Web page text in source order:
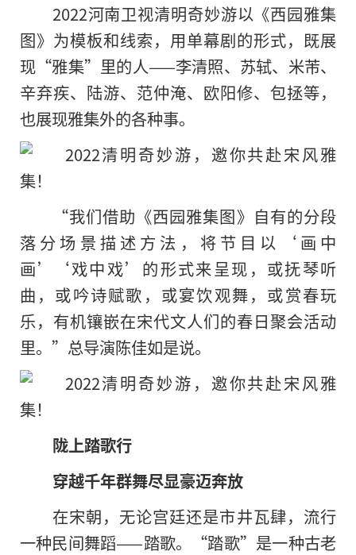
2022河南卫视清明奇妙游以《西园雅集
图》为模板和线索，用单幕剧的形式，既展
现“雅集”里的人——李清照、苏轼、米芾、
辛弃疾、陆游、范仲淹、欧阳修、包拯等，
也展现雅集外的各种事。
“我们借助《西园雅集图》自有的分段
落分场景描述方法，将节目以‘画中
画’‘戏中戏’的形式来呈现，或抚琴听
曲，或吟诗赋歌，或宴饮观舞，或赏春玩
乐，有机镶嵌在宋代文人们的春日聚会活动
里。”总导演陈佳如是说。
陇上踏歌行
穿越千年群舞尽显豪迈奔放
在宋朝，无论宫廷还是市井瓦肆，流行
一种民间舞蹈——踏歌。“踏歌”是一种古老